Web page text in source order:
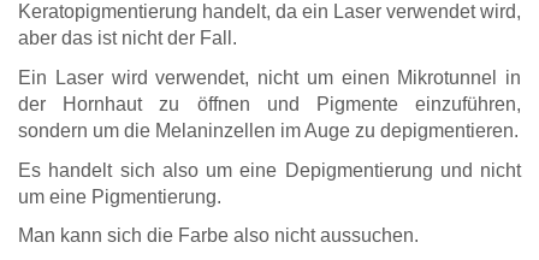
Keratopigmentierung handelt, da ein Laser verwendet wird,
aber das ist nicht der Fall.
Ein Laser wird verwendet, nicht um einen Mikrotunnel in
der Hornhaut zu öffnen und Pigmente einzuführen,
sondern um die Melaninzellen im Auge zu depigmentieren.
Es handelt sich also um eine Depigmentierung und nicht
um eine Pigmentierung.
Man kann sich die Farbe also nicht aussuchen.